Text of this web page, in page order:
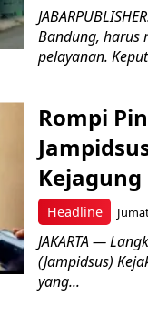
Bandung, harus
pelayanan.
Headline
Rompi
Kejagung
JAKARTA —
(Jampidsus)
yang...